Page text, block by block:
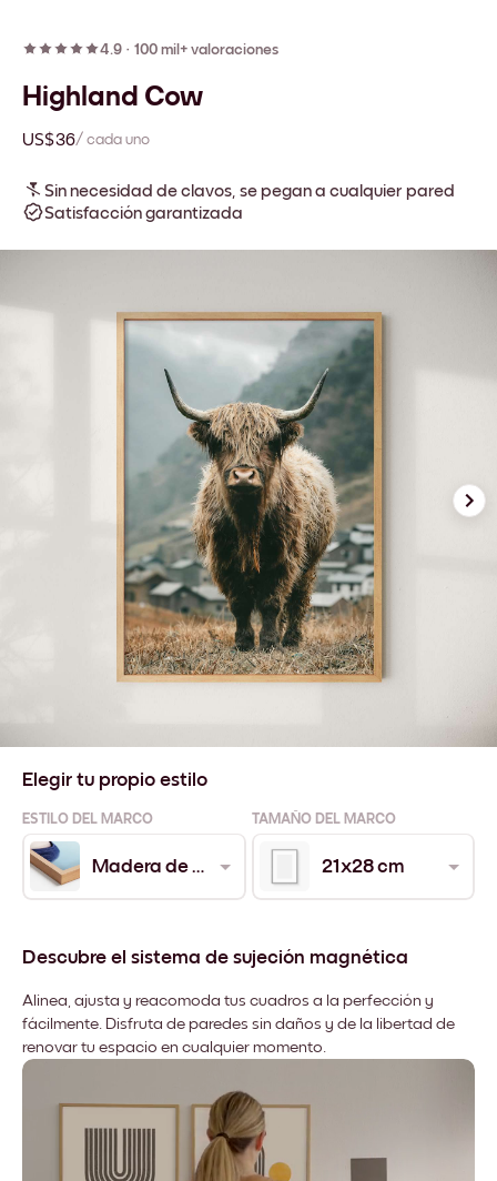
4.9 · 100 mil+ valoraciones
Highland Cow
US$36/ cada uno
Sin necesidad de clavos, se pegan a cualquier pared
Satisfacción garantizada
Elegir tu propio estilo
ESTILO DEL MARCO TAMAÑO DEL MARCO
Madera de Roble 21x28 cm
Descubre el sistema de sujeción magnética
Alinea, ajusta y reacomoda tus cuadros a la perfección y
fácilmente. Disfruta de paredes sin daños y de la libertad de
renovar tu espacio en cualquier momento.